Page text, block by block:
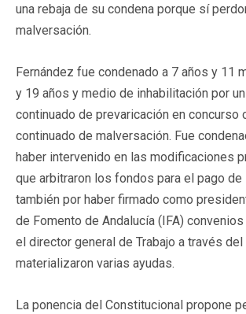
una rebaja de su condena porque sí
malversación.
Fernández fue condenado a 7 años y 11
y 19 años y medio de inhabilitación por
continuado de prevaricación en concurso
continuado de malversación. Fue
haber intervenido en las modificaciones
que arbitraron los fondos para el pago de
también por haber firmado como
de Fomento de Andalucía (IFA)
el director general de Trabajo a través del
materializaron varias ayudas.
La ponencia del Constitucional propone